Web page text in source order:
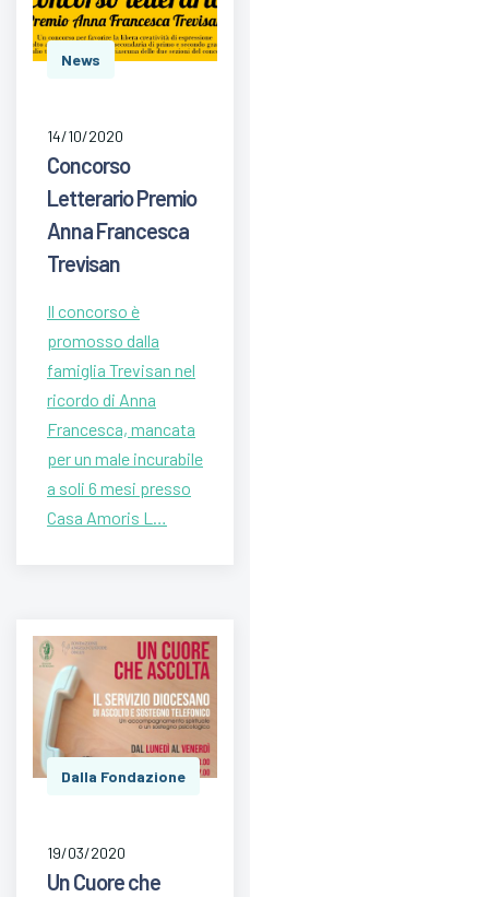
News
14/10/2020
Concorso
Letterario Premio
Anna Francesca
Trevisan
Il concorso è
promosso dalla
famiglia Trevisan nel
ricordo di Anna
Francesca, mancata
per un male incurabile
a soli 6 mesi presso
Casa Amoris L…
Dalla Fondazione
19/03/2020
Un Cuore che